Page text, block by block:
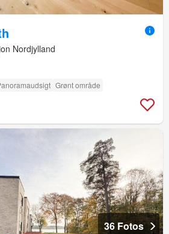
Nordjylland
Grønt område
36 Fotos